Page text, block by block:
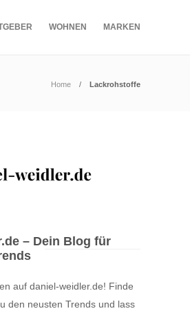
WOHNEN MARKEN
Home Lackrohstoffe
– Dein Blog für
auf daniel-weidler.de! Finde
den neusten Trends und lass